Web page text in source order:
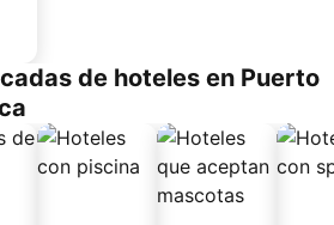
de hoteles en Puerto